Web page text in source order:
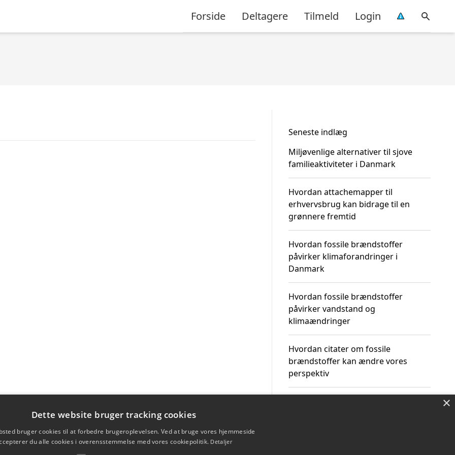
Forside Deltagere Tilmeld Login
Seneste indlæg
Miljøvenlige alternativer til sjove
familieaktiviteter i Danmark
Hvordan attachemapper til
erhvervsbrug kan bidrage til en
grønnere fremtid
Hvordan fossile brændstoffer
påvirker klimaforandringer i
Danmark
Hvordan fossile brændstoffer
påvirker vandstand og
klimaændringer
Hvordan citater om fossile
brændstoffer kan ændre vores
perspektiv
×
Dette website bruger tracking cookies
bruger cookies til at forbedre brugeroplevelsen. Ved at bruge vores hjemmeside
du alle cookies i overensstemmelse med vores cookiepolitik. Detaljer